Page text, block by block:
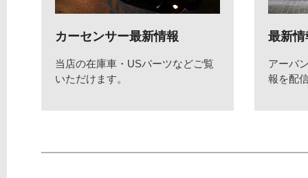
カーセンサー最新情報
当店の在庫車・USパーツなどご覧
いただけます。
最新情
アーバ
報を配